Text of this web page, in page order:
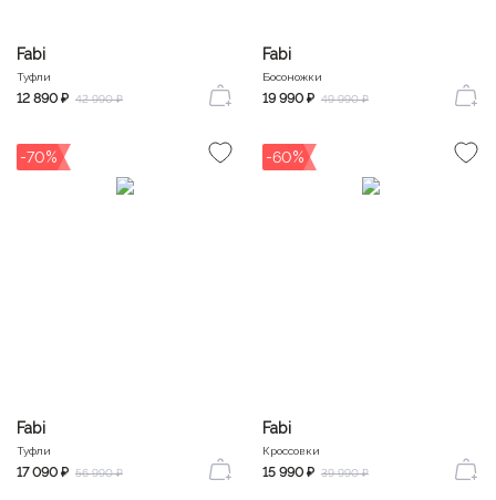
Fabi
Туфли
12 890 ₽ 42 990 ₽
Fabi
Босоножки
19 990 ₽ 49 990 ₽
-70%
Fabi
Туфли
17 090 ₽ 56 990 ₽
-60%
Fabi
Кроссовки
15 990 ₽ 39 990 ₽